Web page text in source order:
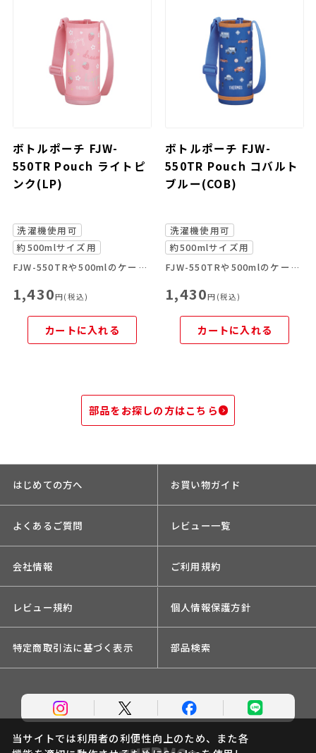
ボトルポーチ FJW-
550TR Pouch ライトピ
ンク(LP)
洗濯機使用可
約500mlサイズ用
FJW-550TRや500mlのケータイマグにぴったりボトルポーチ
1,430円(税込)
カートに入れる
ボトルポーチ FJW-
550TR Pouch コバルト
ブルー(COB)
洗濯機使用可
約500mlサイズ用
FJW-550TRや500mlのケータイマグにぴったりボトルポーチ
1,430円(税込)
カートに入れる
部品をお探しの方はこちら
はじめての方へ お買い物ガイド
よくあるご質問 レビュー一覧
会社情報 ご利用規約
レビュー規約 個人情報保護方針
特定商取引法に基づく表示 部品検索
当サイトでは利用者の利便性向上のため、また各